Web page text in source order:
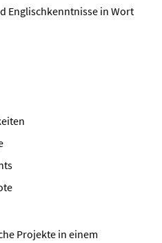
Englischkenntnisse in Wort
Projekte in einem